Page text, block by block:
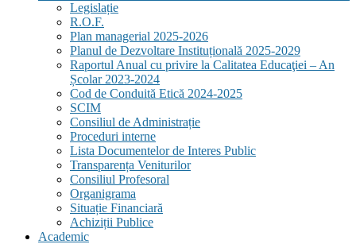
Legislație
R.O.F.
Plan managerial 2025-2026
Planul de Dezvoltare Instituțională 2025-2029
Raportul Anual cu privire la Calitatea Educaţiei – An
Școlar 2023-2024
Cod de Conduită Etică 2024-2025
SCIM
Consiliul de Administrație
Proceduri interne
Lista Documentelor de Interes Public
Transparența Veniturilor
Consiliul Profesoral
Organigrama
Situație Financiară
Achiziții Publice
Academic